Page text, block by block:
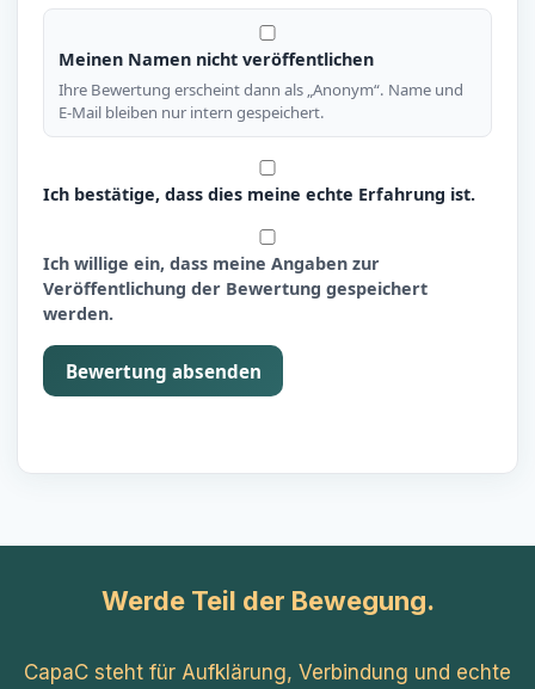
Meinen Namen nicht veröffentlichen
Ihre Bewertung erscheint dann als „Anonym“. Name und
E-Mail bleiben nur intern gespeichert.
Ich bestätige, dass dies meine echte Erfahrung ist.
Ich willige ein, dass meine Angaben zur
Veröffentlichung der Bewertung gespeichert
werden.
Bewertung absenden
Werde Teil der Bewegung.
CapaC steht für Aufklärung, Verbindung und echte